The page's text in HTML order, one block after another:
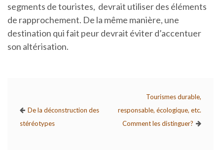
segments de touristes, devrait utiliser des éléments
de rapprochement. De la même manière, une
destination qui fait peur devrait éviter d’accentuer
son altérisation.
De la déconstruction des
stéréotypes
Tourismes durable,
responsable, écologique, etc.
Comment les distinguer?